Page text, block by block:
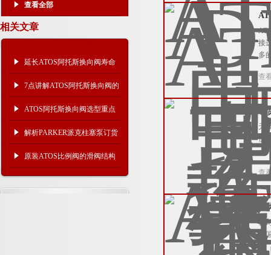
查看全部
相关文章
延长ATOS阿托斯换向阀寿命
的秘诀
7点讲解ATOS阿托斯换向阀的
性能
ATOS阿托斯换向阀选型重点
介绍
解析PARKER派克柱塞泵订货
代码
原装ATOS比例阀的滑阀结构
介绍
接
多
查
天
价
查
公
迎